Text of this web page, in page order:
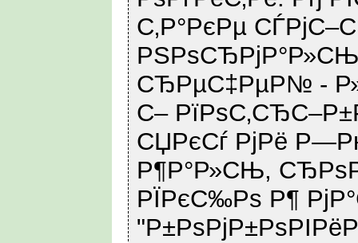
С‚Р°РєРµ
СЂРµС‡РµР№ -
С–
СЏРєСѓ РјРё
Р¶Р°Р»СЊ,
РЇРєС‰Рѕ Р¶